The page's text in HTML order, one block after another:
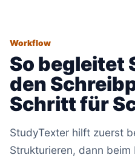
Workflow
So begleitet
den
Schritt für
StudyTexter hilft zuerst
Strukturieren, dann beim